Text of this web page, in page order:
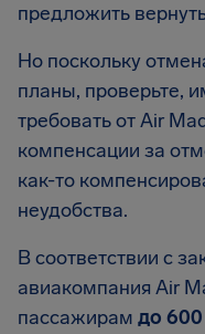
предложить
Но поскольку
планы, проверьте,
требовать от Air
компенсации за
как-то
неудобства.
В соответствии с
авиакомпания Air
пассажирам до 600